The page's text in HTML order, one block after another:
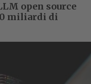
open source
miliardi di